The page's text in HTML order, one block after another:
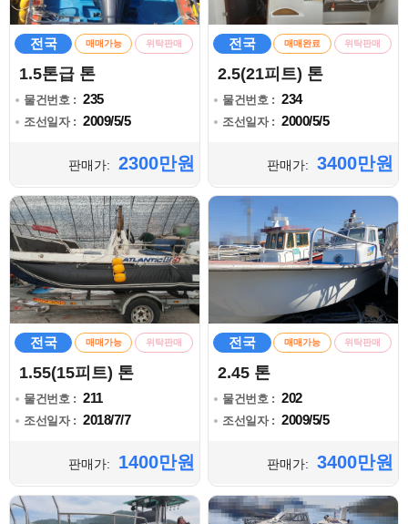
전국 매매가능 위탁판매
1.5톤급 톤
물건번호 : 235
조선일자 : 2009/5/5
판매가: 2300만원
전국 매매완료 위탁판매
2.5(21피트) 톤
물건번호 : 234
조선일자 : 2000/5/5
판매가: 3400만원
전국 매매가능 위탁판매
1.55(15피트) 톤
물건번호 : 211
조선일자 : 2018/7/7
판매가: 1400만원
전국 매매가능 위탁판매
2.45 톤
물건번호 : 202
조선일자 : 2009/5/5
판매가: 3400만원